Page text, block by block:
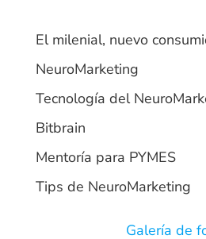
El milenial, nuevo
NeuroMarketing
Tecnología del
Bitbrain
Mentoría para PYMES
Tips de NeuroMarketing
Galería de